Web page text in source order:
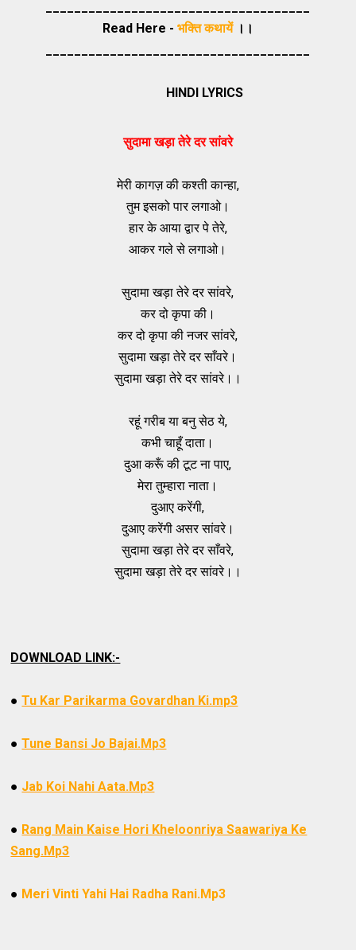
Read Here - भक्ति कथायें।।
HINDI LYRICS
सुदामा खड़ा तेरे दर सांवरे
मेरी कागज़ की कश्ती कान्हा,
तुम इसको पार लगाओ।
हार के आया द्वार पे तेरे,
आकर गले से लगाओ।
सुदामा खड़ा तेरे दर सांवरे,
कर दो कृपा की।
कर दो कृपा की नजर सांवरे,
सुदामा खड़ा तेरे दर साँवरे।
सुदामा खड़ा तेरे दर सांवरे।।
रहूं गरीब या बनु सेठ ये,
कभी चाहूँ दाता।
दुआ करूँ की टूट ना पाए,
मेरा तुम्हारा नाता।
दुआए करेंगी,
दुआए करेंगी असर सांवरे।
सुदामा खड़ा तेरे दर साँवरे,
सुदामा खड़ा तेरे दर सांवरे।।
DOWNLOAD LINK:-
●Tu Kar Parikarma Govardhan Ki.mp3
●Tune Bansi Jo Bajai.Mp3
● Jab Koi Nahi Aata.Mp3
● Rang Main Kaise Hori Kheloonriya Saawariya Ke
Sang.Mp3
● Meri Vinti Yahi Hai Radha Rani.Mp3